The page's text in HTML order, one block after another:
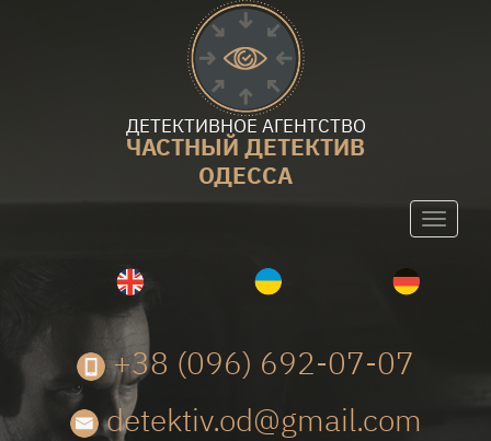
ДЕТЕКТИВНОЕ АГЕНТСТВО
ЧАСТНЫЙ ДЕТЕКТИВ
ОДЕССА
Toggle
+38 (096) 692-07-07
detektiv.od@gmail.com